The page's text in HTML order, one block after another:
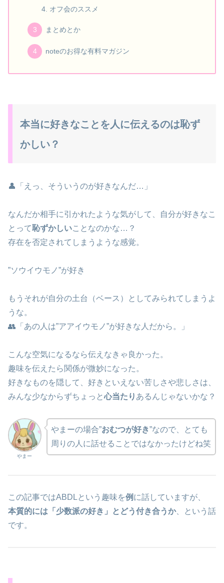
オフ会のススメ
まとめとか
noteのお得な有料マガジン
本当に好きなことを人に伝えるのは恥ず
かしい？
👤「えっ、そういうのが好きなんだ…」
なんだか相手に引かれたような気がして、自分が好きなこ
とって恥ずかしいことなのかな…？
存在を否定されてしまうような感覚。
”ソウイウモノ”が好き
もうそれが自分の土台（ベース）としてみられてしまうよ
うな。
👥「あの人は”アアイウモノ”が好きな人だから。」
こんな空気になるなら伝えなきゃ良かった。
趣味を伝えたら関係が微妙になった。
好きなものを隠して、好きといえない苦しさや悲しさは、
みんな少なからずちょっと心当たり あるんじゃないかな？
やまー
やまーの場合”おむつが好き”なので、とても
周りの人に話せることではなかったけどね笑
この記事ではABDLという趣味を例 に話していますが、
本質的には「少数派の好き」とどう付き合うか、という話
です。